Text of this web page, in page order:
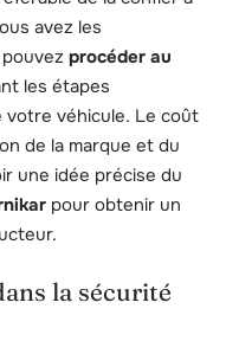
avez les
procéder au
les étapes
votre véhicule. Le coût
de la marque et du
une idée précise du
pour obtenir un
la sécurité